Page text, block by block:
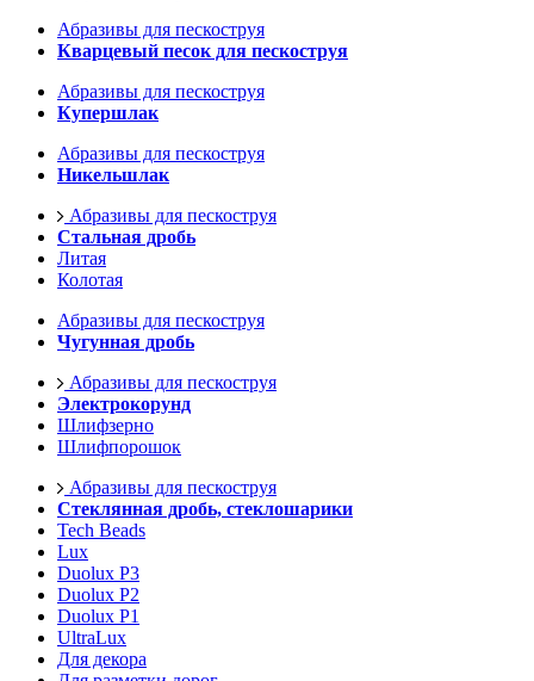
Абразивы для пескоструя
Кварцевый песок для пескоструя
Абразивы для пескоструя
Купершлак
Абразивы для пескоструя
Никельшлак
Абразивы для пескоструя
Стальная дробь
Литая
Колотая
Абразивы для пескоструя
Чугунная дробь
Абразивы для пескоструя
Электрокорунд
Шлифзерно
Шлифпорошок
Абразивы для пескоструя
Стеклянная дробь, стеклошарики
Tech Beads
Lux
Duolux P3
Duolux P2
Duolux P1
UltraLux
Для декора